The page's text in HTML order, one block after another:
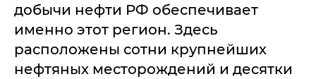
добычи нефти РФ обеспечивает
именно этот регион. Здесь
расположены сотни крупнейших
нефтяных месторождений и десятки